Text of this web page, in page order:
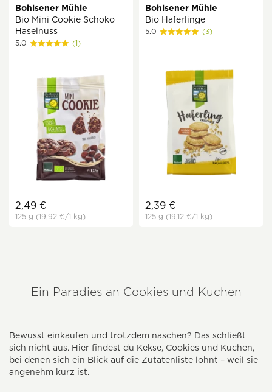
Bohlsener Mühle
Bio Mini Cookie Schoko
Haselnuss
5.0 (1)
2,49 €
125 g (19,92 €/1 kg)
Bohlsener Mühle
Bio Haferlinge
5.0 (3)
2,39 €
125 g (19,12 €/1 kg)
Ein Paradies an Cookies und Kuchen
Bewusst einkaufen und trotzdem naschen? Das schließt
sich nicht aus. Hier findest du Kekse, Cookies und Kuchen,
bei denen sich ein Blick auf die Zutatenliste lohnt – weil sie
angenehm kurz ist.